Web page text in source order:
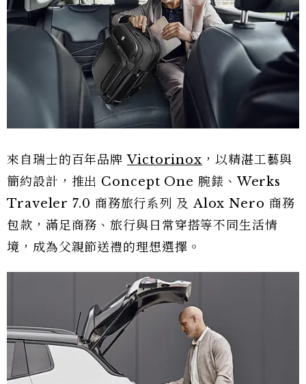
來自瑞士的百年品牌Victorinox ，以精湛工藝與
簡約設計，推出 Concept One 腕錶、Werks
Traveler 7.0 商務旅行系列 及 Alox Nero 商務
包款，滿足商務、旅行與日常穿搭等不同生活情
境，成為父親節送禮的理想選擇。